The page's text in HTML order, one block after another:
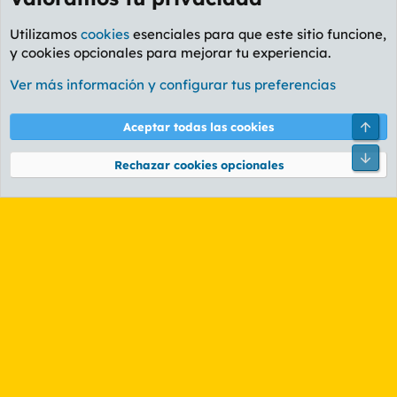
Foro Política
Cookies
PL OLDSTYLE AMARILLO
Términos y reglas Política de privacidad Ayuda
Community platform by XenForo® © 2010-2026 XenForo Ltd.
Utilizamos cookies esenciales para que este sitio funcione,
y cookies opcionales para mejorar tu experiencia.
Ver más información y configurar tus preferencias
Aceptar todas las cookies
Rechazar cookies opcionales
Pie